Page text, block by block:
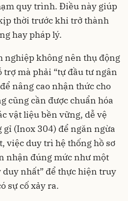
quy trình. Điều này giúp
thời trước khi trở thành
hay pháp lý.
nghiệp không nên thụ động
trợ mà phải “tự đầu tư ngân
nâng cao nhận thức cho
cũng cần được chuẩn hóa
vật liệu bền vững, dễ vệ
(Inox 304) để ngăn ngừa
việc duy trì hệ thống hồ sơ
nhận đúng mức như một
duy nhất” để thực hiện truy
sự cố xảy ra.